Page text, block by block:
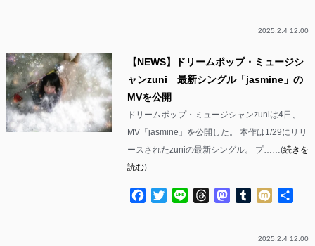
2025.2.4 12:00
【NEWS】ドリームポップ・ミュージシ
ャンzuni 最新シングル「jasmine」の
MVを公開
ドリームポップ・ミュージシャンzuniは4日、
MV「jasmine」を公開した。 本作は1/29にリリ
ースされたzuniの最新シングル。 プ……(続きを
読む)
Facebook
TwitterLine ThreadsMastodon
Tumblr
Mixi
2025.2.4 12:00